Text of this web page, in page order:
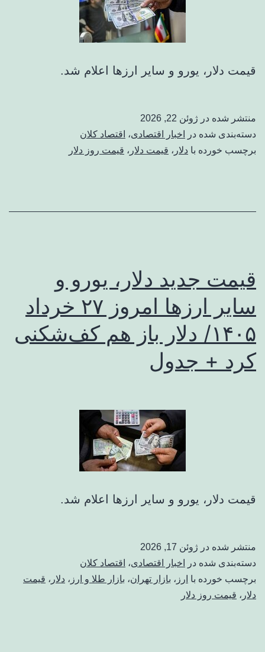
قیمت دلار، یورو و سایر ارزها اعلام شد.
منتشر شده در ژوئن 22, 2026
دسته‌بندی شده در
اخبار اقتصادی، اقتصاد کلان
برچسب خورده با دلار ، قیمت دلار ، قیمت روز دلار
قیمت جدید دلار، یورو و
سایر ارزها امروز ۲۷ خرداد
۱۴۰۵/ دلار باز هم کف‌شکنی
کرد + جدول
قیمت دلار، یورو و سایر ارزها اعلام شد.
منتشر شده در ژوئن 17, 2026
دسته‌بندی شده در
اخبار اقتصادی، اقتصاد کلان
برچسب خورده با ارز ، بازار تهران، بازار طلا و ارز ، دلار ، قیمت
دلار ، قیمت روز دلار